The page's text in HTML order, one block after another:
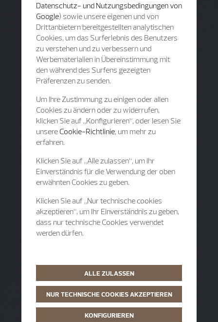
Datenschutz- und Nutzungsbedingungen von
Google) sowie unsere eigenen und von
Drittanbietern bereitgestellten analytischen
Cookies, um das Surferlebnis des Benutzers
zu verstehen und zu verbessern und
Werbematerialien in Übereinstimmung mit
den während des Surfens gezeigten
Präferenzen zu senden.
Um Ihre Zustimmung zu einigen oder allen
Cookies zu ändern oder zu widerrufen,
klicken Sie auf „Konfigurieren“, oder lesen Sie
unsere Cookie-Richtlinie, um mehr zu
erfahren.
Klicken Sie auf „Alle zulassen“, um Ihr
Einverständnis für die Verwendung der oben
erwähnten Cookies zu geben.
Klicken Sie auf „Nur technische cookies
akzeptieren“, um Ihr Einverständnis zu geben,
dass nur technische Cookies verwendet
werden dürfen.
ALLE ZULASSEN
NUR TECHNISCHE COOKIES AKZEPTIEREN
KONFIGURIEREN